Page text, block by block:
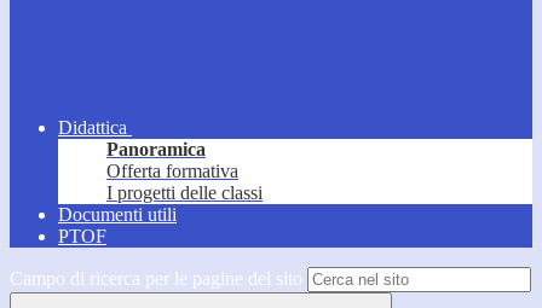
Didattica
Panoramica
Offerta formativa
I progetti delle classi
Documenti utili
PTOF
Campo di ricerca per le pagine del sito